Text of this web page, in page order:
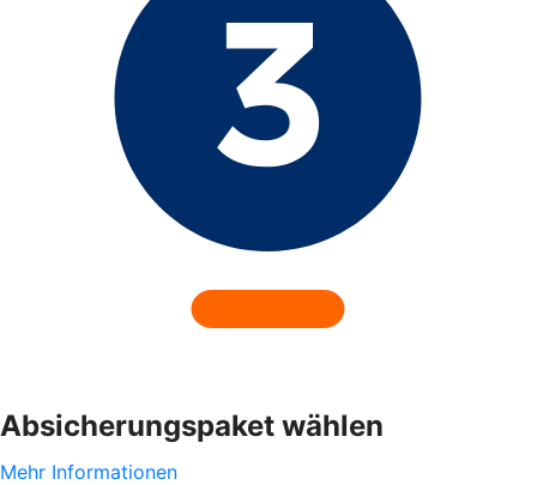
Absicherungspaket wählen
Mehr Informationen